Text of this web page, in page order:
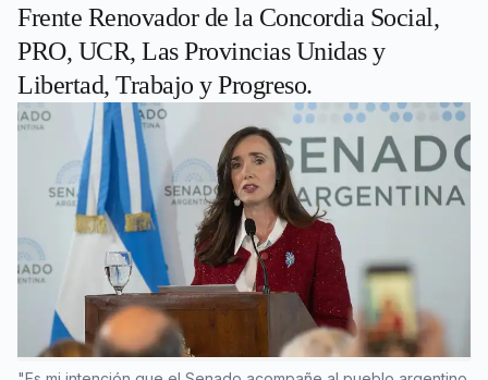
Frente Renovador de la Concordia Social,
PRO, UCR, Las Provincias Unidas y
Libertad, Trabajo y Progreso.